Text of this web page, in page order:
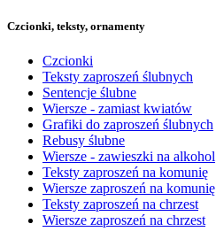
Czcionki, teksty, ornamenty
Czcionki
Teksty zaproszeń ślubnych
Sentencje ślubne
Wiersze - zamiast kwiatów
Grafiki do zaproszeń ślubnych
Rebusy ślubne
Wiersze - zawieszki na alkohol
Teksty zaproszeń na komunię
Wiersze zaproszeń na komunię
Teksty zaproszeń na chrzest
Wiersze zaproszeń na chrzest